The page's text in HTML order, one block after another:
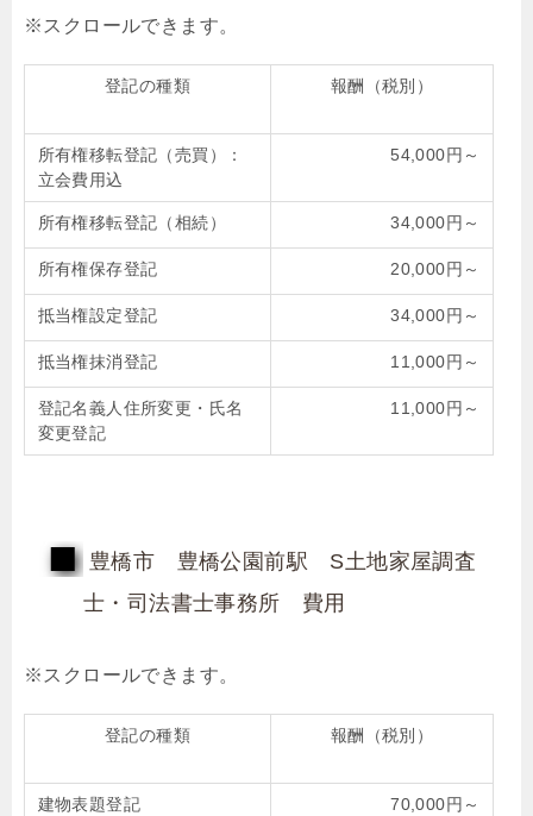
登記の種類 報酬（税別）
所有権移転登記（売買）：
立会費用込
54,000円～
所有権移転登記（相続） 34,000円～
所有権保存登記 20,000円～
抵当権設定登記 34,000円～
抵当権抹消登記 11,000円～
登記名義人住所変更・氏名
変更登記
11,000円～
豊橋市 豊橋公園前駅 S土地家屋調査
士・司法書士事務所 費用
登記の種類 報酬（税別）
建物表題登記 70,000円～